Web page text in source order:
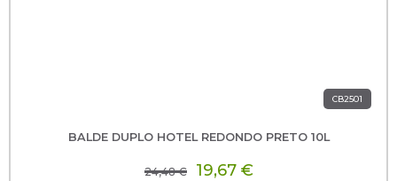
CB2501
BALDE DUPLO HOTEL REDONDO PRETO 10L
24,48 € 19,67 €